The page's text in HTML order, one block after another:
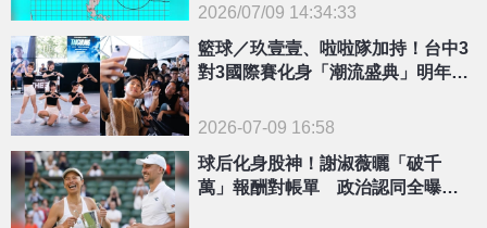
{PLAYICON}
2026/07/09 14:34:33
籃球／玖壹壹、啦啦隊加持！台中3
對3國際賽化身「潮流盛典」明年有
2026-07-09 16:58
球后化身股神！謝淑薇曬「破千
萬」報酬對帳單 政治認同全曝光